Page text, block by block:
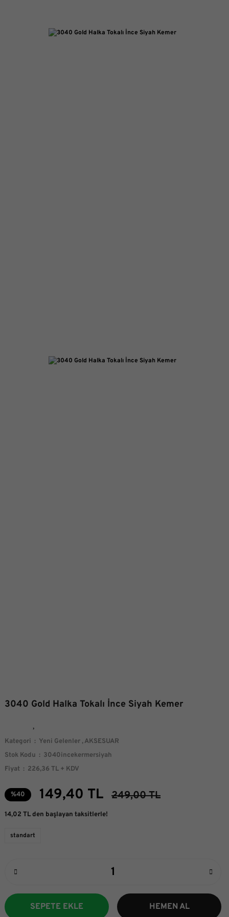
3040 Gold Halka Tokalı İnce Siyah Kemer
Kategori Yeni Gelenler ,AKSESUAR
Stok Kodu
3040incekermersiyah
Fiyat
226,36 TL + KDV
%40 149,40 TL 249,00 TL
14,02 TL den başlayan taksitlerle!
standart
SEPETE EKLE HEMEN AL